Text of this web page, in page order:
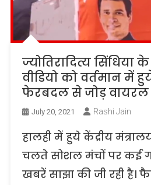
ज्योतिरादित्य सिंधिया के
वीडियो को वर्तमान में
फेरबदल से जोड़ वायरल
July 20, 2021 Rashi Jain
हालही में हुये केंद्रीय
चलते सोशल मंचों पर कई
खबरें साझा की जी रही है।